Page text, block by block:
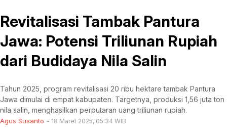
Revitalisasi Tambak Pantura
Jawa: Potensi Triliunan Rupiah
dari Budidaya Nila Salin
Tahun 2025, program revitalisasi 20 ribu hektare tambak Pantura
Jawa dimulai di empat kabupaten. Targetnya, produksi 1,56 juta ton
nila salin, menghasilkan perputaran uang triliunan rupiah.
Agus Susanto 18 Maret 2025, 05:34 WIB